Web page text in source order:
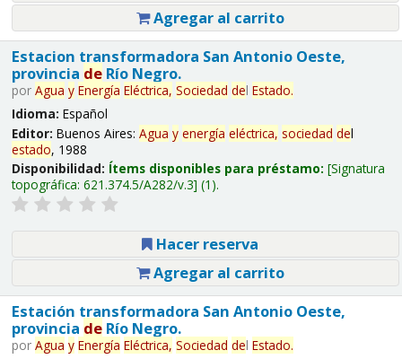
Agregar al carrito
Estacion transformadora San Antonio Oeste,
provincia deRío Negro.
por Agua y Energía Eléctrica, Sociedad del Estado.
Idioma: Español
Editor: Buenos Aires: Agua y energía eléctrica, sociedad del
estado, 1988
Disponibilidad: Ítems disponibles para préstamo: Signatura
topográfica: 621.374.5/A282/v.3 (1).
Hacer reserva
Agregar al carrito
Estación transformadora San Antonio Oeste,
provincia deRío Negro.
por Agua y Energía Eléctrica, Sociedad del Estado.